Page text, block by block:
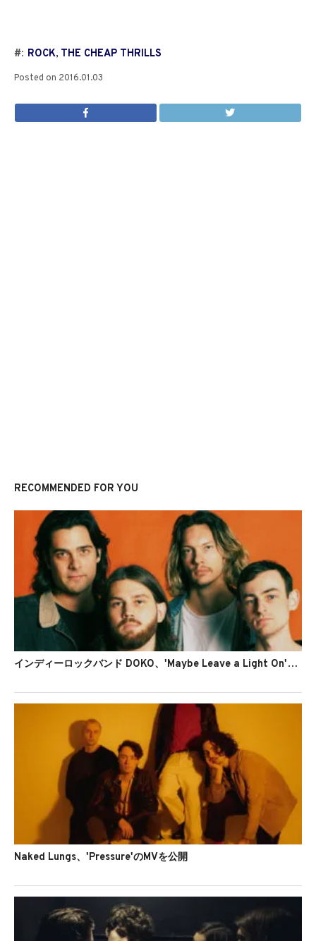
#: ROCK, THE CHEAP THRILLS
Posted on 2016.01.03
RECOMMENDED FOR YOU
インディーロックバンド DOKO、'Maybe Leave a Light On'のMVを公開
Naked Lungs、'Pressure'のMVを公開